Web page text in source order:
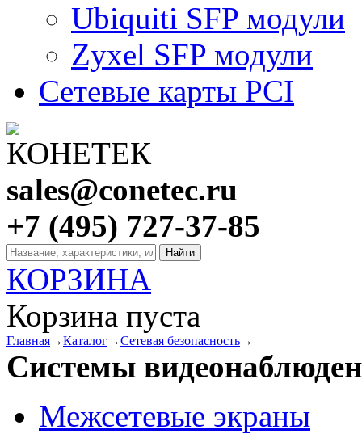
Ubiquiti SFP модули
Zyxel SFP модули
Сетевые карты PCI
sales@conetec.ru
+7 (495) 727-37-85
КОРЗИНА
Корзина пуста
Главная→Каталог→Сетевая безопасность→
Системы
Межсетевые экраны